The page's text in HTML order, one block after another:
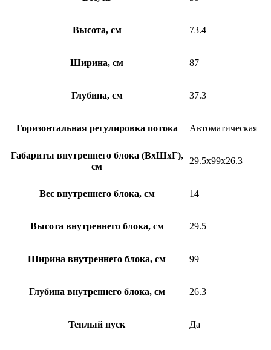
Высота, см 73.4
Ширина, см 87
Глубина, см 37.3
Горизонтальная регулировка потока Автоматическая
Габариты внутреннего блока (ВхШхГ),
см
29.5x99x26.3
Вес внутреннего блока, см 14
Высота внутреннего блока, см 29.5
Ширина внутреннего блока, см 99
Глубина внутреннего блока, см 26.3
Теплый пуск Да